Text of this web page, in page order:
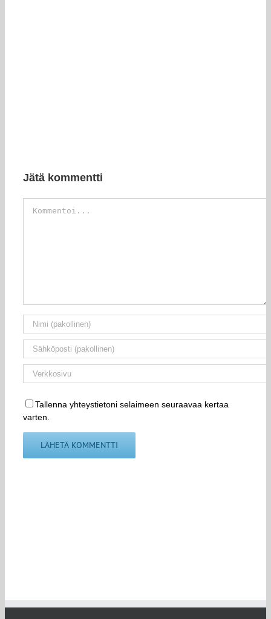
Jätä kommentti
Tallenna yhteystietoni selaimeen seuraavaa kertaa
varten.